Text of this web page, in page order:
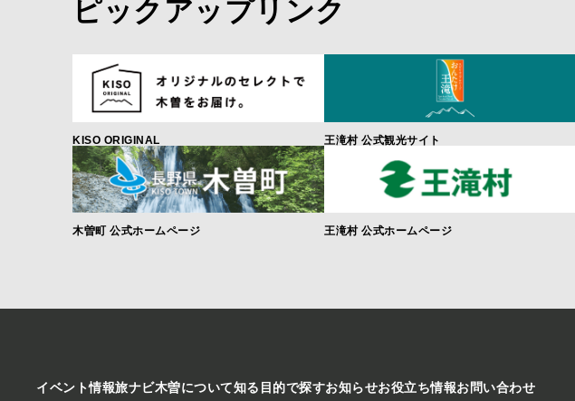
ピックアップリンク
KISO ORIGINAL 王滝村 公式観光サイト
木曽町 公式ホームページ 王滝村 公式ホームページ
イベント情報旅ナビ木曽について知る 目的で探すお知らせお役立ち情報お問い合わせ